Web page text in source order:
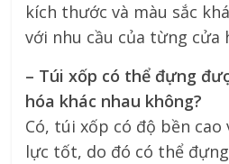
kích thước và màu sắc
với nhu cầu của từng cửa
– Túi xốp có thể đựng
hóa khác nhau không?
Có, túi xốp có độ bền cao
lực tốt, do đó có thể